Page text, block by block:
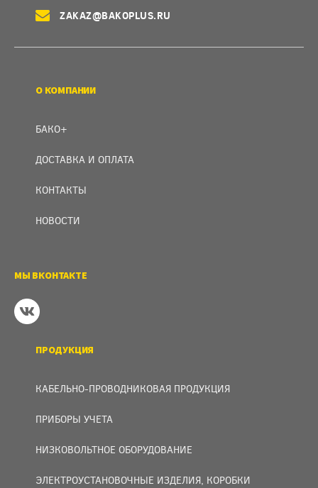
ZAKAZ@BAKOPLUS.RU
О КОМПАНИИ
БАКО+
ДОСТАВКА И ОПЛАТА
КОНТАКТЫ
НОВОСТИ
МЫ ВКОНТАКТЕ
ПРОДУКЦИЯ
КАБЕЛЬНО-ПРОВОДНИКОВАЯ ПРОДУКЦИЯ
ПРИБОРЫ УЧЕТА
НИЗКОВОЛЬТНОЕ ОБОРУДОВАНИЕ
ЭЛЕКТРОУСТАНОВОЧНЫЕ ИЗДЕЛИЯ, КОРОБКИ